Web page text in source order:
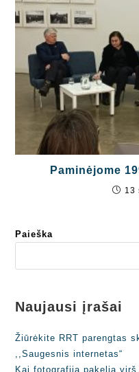
Paminėjome
13
Paieška
Naujausi įrašai
Žiūrėkite RRT parengtas
,,Saugesnis internetas“
Kai fotografija pakelia